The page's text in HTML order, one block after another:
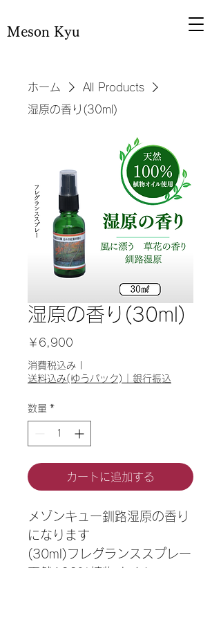
Meson Kyu
ホーム
All Products
湿原の香り(30ml)
湿原の香り(30ml)
￥6,900
格
消費税込み
送料込み(ゆうパック)｜銀行振込
数量 *
カートに追加する
メゾンキュー釧路湿原の香り
になります
(30ml)フレグランススプレー
天然100%植物オイル